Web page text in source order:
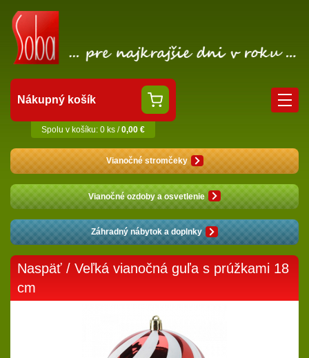
Nákupný košík
Spolu v košíku: 0 ks /0,00 €
Vianočné stromčeky
Vianočné ozdoby a osvetlenie
Záhradný nábytok a doplnky
Naspäť / Veľká vianočná guľa s prúžkami 18
cm